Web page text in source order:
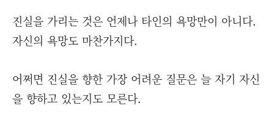
진실을 가리는 것은 언제나 타인의 욕망만이 아니다.
자신의 욕망도 마찬가지다.
어쩌면 진실을 향한 가장 어려운 질문은 늘 자기 자신
을 향하고 있는지도 모른다.